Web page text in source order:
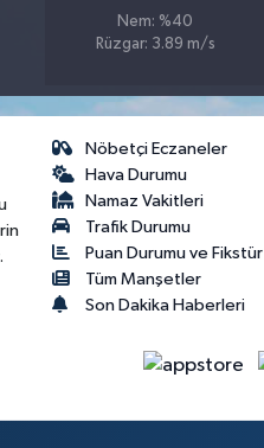
Nem: %40
Rüzgar: 3.89 m/s
Nöbetçi Eczaneler
Hava Durumu
Namaz Vakitleri
Trafik Durumu
Puan Durumu ve Fikstür
Tüm Manşetler
Son Dakika Haberleri